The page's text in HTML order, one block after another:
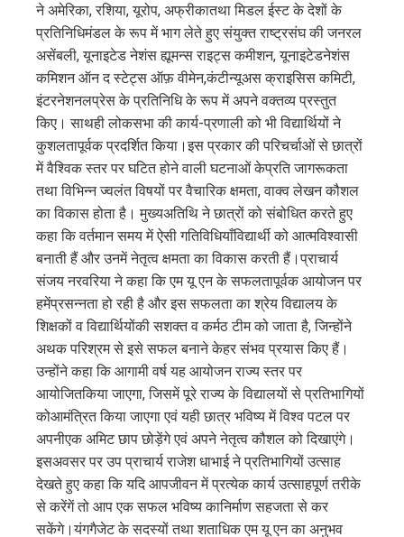
ने अमेरिका, रशिया, यूरोप, अफ्रीकातथा मिडल ईस्ट के देशों के
प्रतिनिधिमंडल के रूप में भाग लेते हुए संयुक्त राष्ट्रसंघ की जनरल
असेंबली, यूनाइटेड नेशंस ह्यूमन्स राइट्स कमीशन, यूनाइटेडनेशंस
कमिशन ऑन द स्टेट्स ऑफ़ वीमेन,कंटीन्यूअस क्राइसिस कमिटी,
इंटरनेशनलप्रेस के प्रतिनिधि के रूप में अपने वक्तव्य प्रस्तुत
किए। साथही लोकसभा की कार्य-प्रणाली को भी विद्यार्थियों ने
कुशलतापूर्वक प्रदर्शित किया।इस प्रकार की परिचर्चाओं से छात्रों
में वैश्विक स्तर पर घटित होने वाली घटनाओं केप्रति जागरूकता
तथा विभिन्न ज्वलंत विषयों पर वैचारिक क्षमता, वाक्व लेखन कौशल
का विकास होता है। मुख्यअतिथि ने छात्रों को संबोधित करते हुए
कहा कि वर्तमान समय में ऐसी गतिविधियाँविद्यार्थी को आत्मविश्वासी
बनाती हैं और उनमें नेतृत्व क्षमता का विकास करती हैं।प्राचार्य
संजय नरवरिया ने कहा कि एम यू एन के सफलतापूर्वक आयोजन पर
हमेंप्रसन्नता हो रही है और इस सफलता का श्रेय विद्यालय के
शिक्षकों व विद्यार्थियोंकी सशक्त व कर्मठ टीम को जाता है, जिन्होंने
अथक परिश्रम से इसे सफल बनाने केहर संभव प्रयास किए हैं।
उन्होंने कहा कि आगामी वर्ष यह आयोजन राज्य स्तर पर
आयोजितकिया जाएगा, जिसमें पूरे राज्य के विद्यालयों से प्रतिभागियों
कोआमंत्रित किया जाएगा एवं यही छात्र भविष्य में विश्व पटल पर
अपनीएक अमिट छाप छोड़ेंगे एवं अपने नेतृत्व कौशल को दिखाएंगे।
इसअवसर पर उप प्राचार्य राजेश धाभाई ने प्रतिभागियों उत्साह
देखते हुए कहा कि यदि आपजीवन में प्रत्येक कार्य उत्साहपूर्ण तरीके
से करेंगें तो आप एक सफल भविष्य कानिर्माण सहजता से कर
सकेंगे।यंगगैजेट के सदस्यों तथा शताधिक एम यू एन का अनुभव